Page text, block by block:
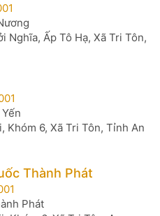
Nghĩa, Ấp Tô Hạ, Xã Tri Tôn,
Khóm 6, Xã Tri Tôn, Tỉnh An
Thành Phát
Phát